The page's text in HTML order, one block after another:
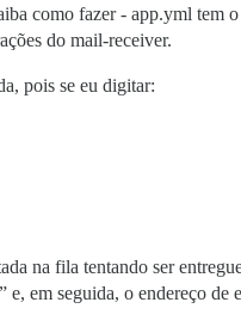
como fazer - app.yml
do mail-receiver.
pois se eu digitar:
na fila tentando ser
em seguida, o endereço